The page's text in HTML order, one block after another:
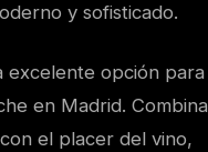
y sofisticado.
excelente opción para
en Madrid.
el placer del vino,